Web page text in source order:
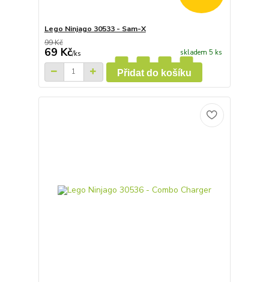
Lego Ninjago 30533 - Sam-X
99 Kč
69 Kč/ks skladem 5 ks
Přidat do košíku